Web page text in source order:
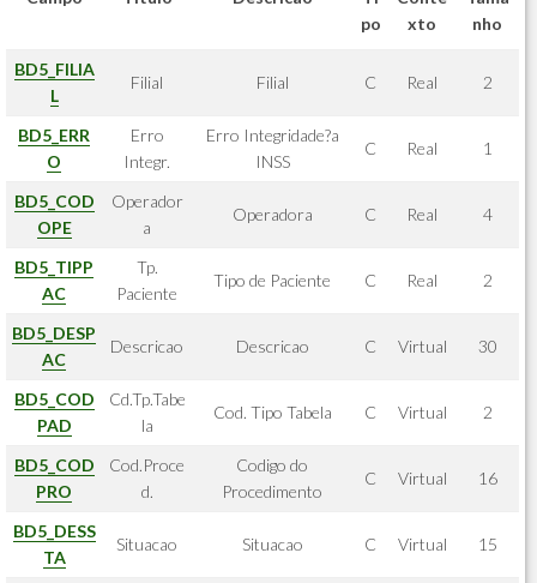
po
xto
nho
BD5_FILIA
L
Filial Filial C Real 2
BD5_ERR
O
Erro
Integr.
Erro Integridade?a
INSS
C Real 1
BD5_COD
OPE
Operador
a
Operadora C Real 4
BD5_TIPP
AC
Tp.
Paciente
Tipo de Paciente C Real 2
BD5_DESP
AC
Descricao Descricao C Virtual 30
BD5_COD
PAD
Cd.Tp.Tabe
la
Cod. Tipo Tabela C Virtual 2
BD5_COD
PRO
Cod.Proce
d.
Codigo do
Procedimento
C Virtual 16
BD5_DESS
TA
Situacao Situacao C Virtual 15